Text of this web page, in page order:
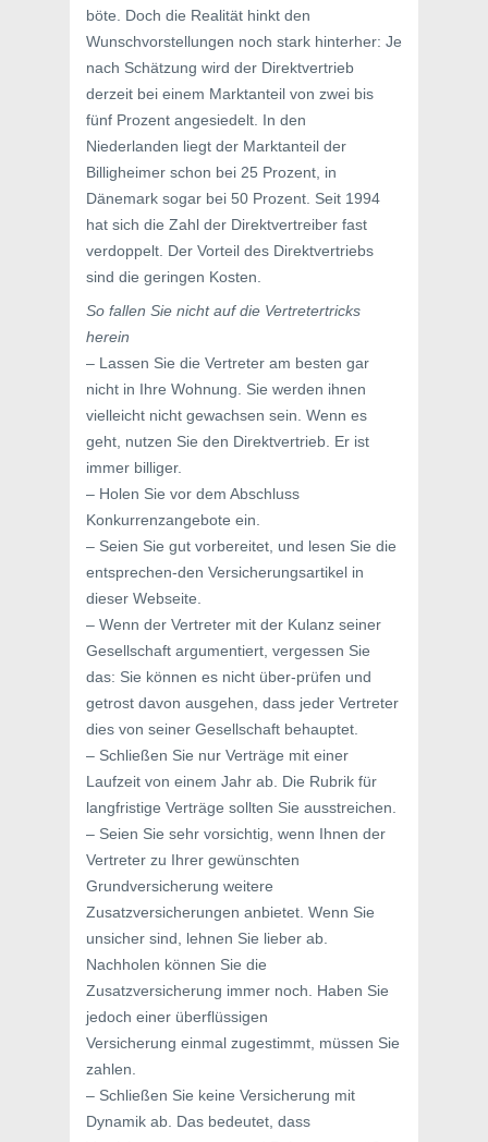
böte. Doch die Realität hinkt den
Wunschvorstellungen noch stark hinterher: Je
nach Schätzung wird der Direktvertrieb
derzeit bei einem Marktanteil von zwei bis
fünf Prozent angesiedelt. In den
Niederlanden liegt der Marktanteil der
Billigheimer schon bei 25 Prozent, in
Dänemark sogar bei 50 Prozent. Seit 1994
hat sich die Zahl der Direktvertreiber fast
verdoppelt. Der Vorteil des Direktvertriebs
sind die geringen Kosten.
So fallen Sie nicht auf die Vertretertricks
herein
– Lassen Sie die Vertreter am besten gar
nicht in Ihre Wohnung. Sie werden ihnen
vielleicht nicht gewachsen sein. Wenn es
geht, nutzen Sie den Direktvertrieb. Er ist
immer billiger.
– Holen Sie vor dem Abschluss
Konkurrenzangebote ein.
– Seien Sie gut vorbereitet, und lesen Sie die
entsprechen-den Versicherungsartikel in
dieser Webseite.
– Wenn der Vertreter mit der Kulanz seiner
Gesellschaft argumentiert, vergessen Sie
das: Sie können es nicht über-prüfen und
getrost davon ausgehen, dass jeder Vertreter
dies von seiner Gesellschaft behauptet.
– Schließen Sie nur Verträge mit einer
Laufzeit von einem Jahr ab. Die Rubrik für
langfristige Verträge sollten Sie ausstreichen.
– Seien Sie sehr vorsichtig, wenn Ihnen der
Vertreter zu Ihrer gewünschten
Grundversicherung weitere
Zusatzversicherungen anbietet. Wenn Sie
unsicher sind, lehnen Sie lieber ab.
Nachholen können Sie die
Zusatzversicherung immer noch. Haben Sie
jedoch einer überflüssigen
Versicherung einmal zugestimmt, müssen Sie
zahlen.
– Schließen Sie keine Versicherung mit
Dynamik ab. Das bedeutet, dass